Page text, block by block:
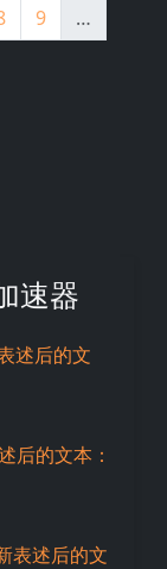
速器
述后的文
后的文本：
表述后的文
Page
9
…